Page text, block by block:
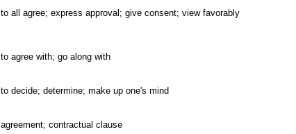
to all agree; express approval; give consent; view favorably
to agree with; go along with
to decide; determine; make up one's mind
agreement; contractual clause